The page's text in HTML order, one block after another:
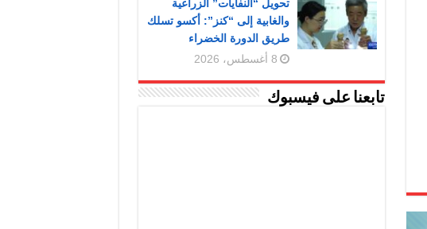
تحويل “النفايات” الزراعية
والغابية إلى “كنز”: أكسو تسلك
طريق الدورة الخضراء
8 أغسطس، 2026
تابعنا على فيسبوك